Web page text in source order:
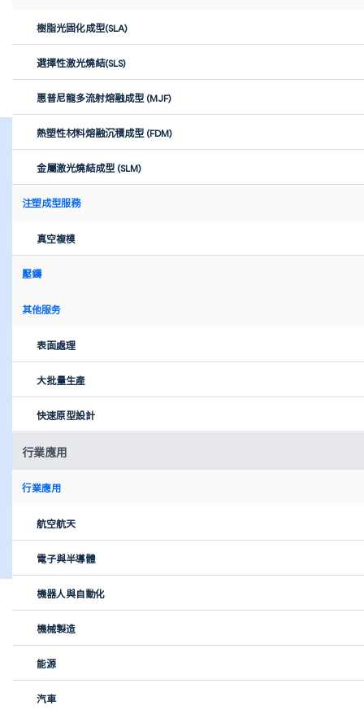
樹脂光固化成型(SLA)
選擇性激光燒結(SLS)
惠普尼龍多流射熔融成型 (MJF)
熱塑性材料熔融沉積成型 (FDM)
金屬激光燒結成型 (SLM)
注塑成型服務
真空複模
壓鑄
其他服务
表面處理
大批量生產
快速原型設計
行業應用
行業應用
航空航天
電子與半導體
機器人與自動化
機械製造
能源
汽車
鈑金
深受以下企業的信任:
Xometry擇冪科技為您的客製化零件生產提